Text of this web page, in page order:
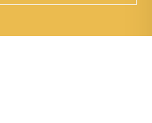
ール
「おぼんこ